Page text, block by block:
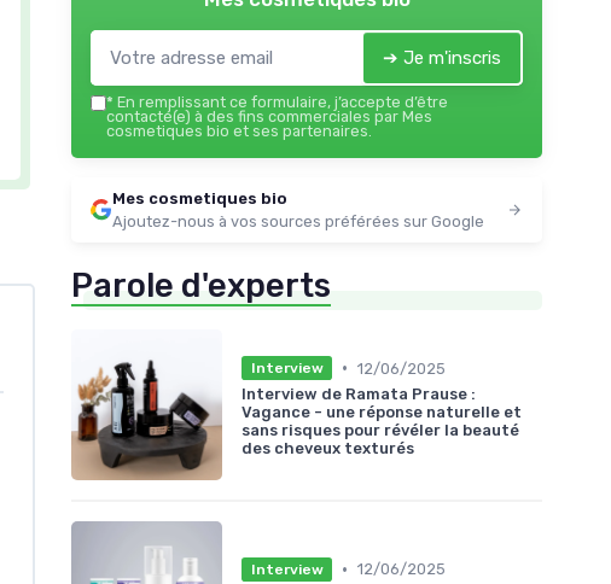
➔ Je m'inscris
* En remplissant ce formulaire, j’accepte d’être
contacté(e) à des fins commerciales par Mes
cosmetiques bio et ses partenaires.
Mes cosmetiques bio
Ajoutez-nous à vos sources préférées sur Google
Parole d'experts
Interview • 12/06/2025
Interview de Ramata Prause :
Vagance - une réponse naturelle et
sans risques pour révéler la beauté
des cheveux texturés
Interview • 12/06/2025